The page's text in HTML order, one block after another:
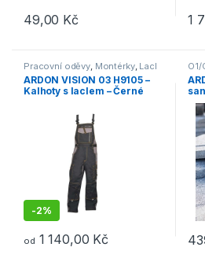
49,00 Kč 1
Pracovní oděvy Montérky, Lacl
ARDON VISION 03 H9105 –
Kalhoty s laclem – Černé
-2%
od 1 140,00 Kč
Tento produkt má více variant.
O1/